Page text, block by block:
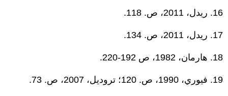
16. ريدل، 2011، ص. 118.
17. ريدل، 2011، ص. 134.
18. هارمان، 1982، ص 192-220.
19. فيوري، 1990، ص. 120؛ تروديل، 2007، ص. 73.